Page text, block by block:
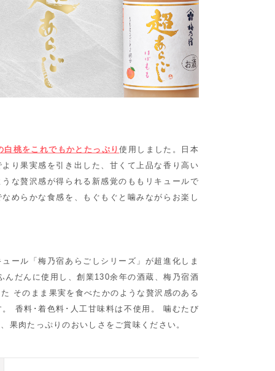
白桃をこれでもかとたっぷり使用しました。日本
り果実感を引き出した、甘くて上品な香り高い
な贅沢感が得られる新感覚のももリキュールで
めらかな食感を、もぐもぐと噛みながらお楽し
ール「梅乃宿あらごしシリーズ」が超進化しま
んだんに使用し、創業130余年の酒蔵、梅乃宿酒
そのまま果実を食べたかのような贅沢感のある
香料･着色料･人工甘味料は不使用。 噛むたび
果肉たっぷりのおいしさをご賞味ください。